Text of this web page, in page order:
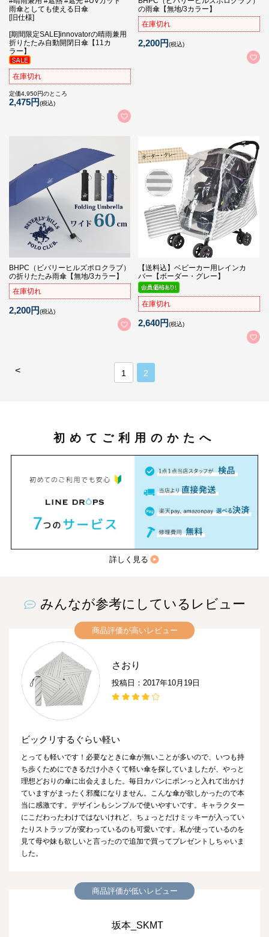
雨傘としても使える日傘
[旧仕様]
[期間限定SALE]innovatorの晴雨兼用
折りたたみ自動開閉日傘【11カ
ラー】
在庫切れ
定価4,950円のところ
2,475円(税込)
の雨傘【無地/3カラー】
在庫切れ
2,200円(税込)
BHPC（ビバリーヒルズポロクラブ）
の折りたたみ雨傘【無地/3カラー】
在庫切れ
2,200円(税込)
【送料込】ベビーカー用レインカ
バー【ボーダー・グレー】
在庫切れ
2,640円(税込)
< 1 2
初めてご利用のかたへ
詳しく見る
みんなが参考にしているレビュー
商品評価が高いレビュー
さおり
投稿日：2017年10月19日
ビックリするぐらい軽い
とっても軽いです！必要なときに傘が無いことが多いので、いつも持
ち歩くためにできるだけ小さくて軽い傘を探していましたが、やっと
理想どおりの傘に出会えました。毎日カバンにポンっと入れて出かけ
ていますがまったく邪魔になりません。こんな傘が欲しかったので本
当に感激です。デザインもシンプルで使いやすいです。キャラクター
にこだわったわけではないけれど、ちょっとだけミッキーが入ってい
たりストラップが変わっているのも可愛いです。私が使っているのを
見て母や妹も欲しいと言ったので追加で買ってプレゼントしちゃいま
した。
商品評価が低いレビュー
坂本_SKMT